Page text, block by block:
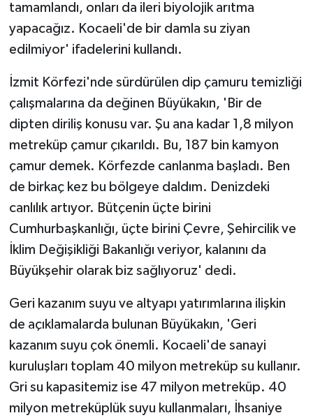
tamamlandı, onları da ileri biyolojik arıtma
yapacağız. Kocaeli'de bir damla su ziyan
edilmiyor' ifadelerini kullandı.
İzmit Körfezi'nde sürdürülen dip çamuru temizliği
çalışmalarına da değinen Büyükakın, 'Bir de
dipten diriliş konusu var. Şu ana kadar 1,8 milyon
metreküp çamur çıkarıldı. Bu, 187 bin kamyon
çamur demek. Körfezde canlanma başladı. Ben
de birkaç kez bu bölgeye daldım. Denizdeki
canlılık artıyor. Bütçenin üçte birini
Cumhurbaşkanlığı, üçte birini Çevre, Şehircilik ve
İklim Değişikliği Bakanlığı veriyor, kalanını da
Büyükşehir olarak biz sağlıyoruz' dedi.
Geri kazanım suyu ve altyapı yatırımlarına ilişkin
de açıklamalarda bulunan Büyükakın, 'Geri
kazanım suyu çok önemli. Kocaeli'de sanayi
kuruluşları toplam 40 milyon metreküp su kullanır.
Gri su kapasitemiz ise 47 milyon metreküp. 40
milyon metreküplük suyu kullanmaları, İhsaniye